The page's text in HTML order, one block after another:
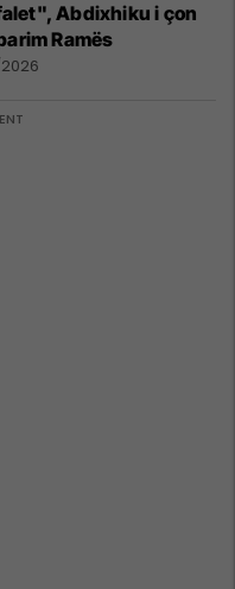
Abdixhiku i çon
Ramës